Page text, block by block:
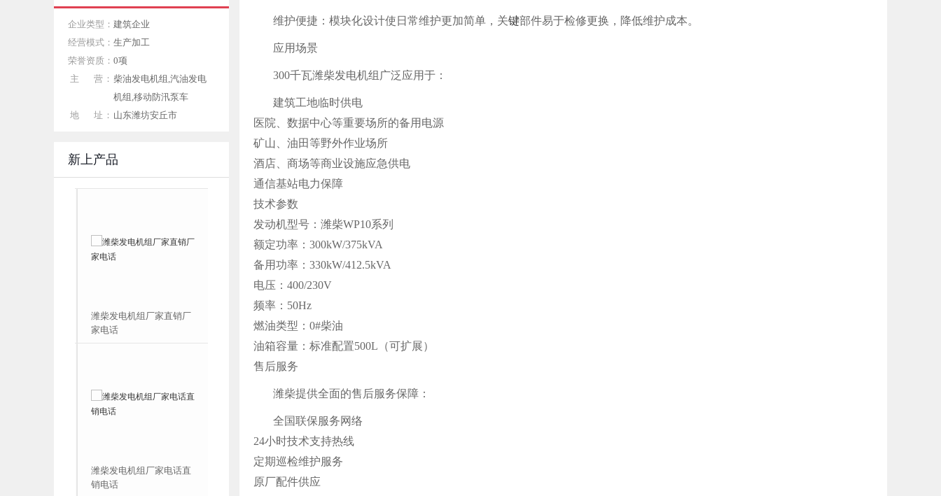
维护便捷‌：模块化设计使日常维护更加简单，关键部件易于检修更换，降低维护成本。
应用场景
300千瓦潍柴发电机组广泛应用于：
建筑工地临时供电
医院、数据中心等重要场所的备用电源
矿山、油田等野外作业场所
酒店、商场等商业设施应急供电
通信基站电力保障
技术参数
发动机型号：潍柴WP10系列
额定功率：300kW/375kVA
备用功率：330kW/412.5kVA
电压：400/230V
频率：50Hz
燃油类型：0#柴油
油箱容量：标准配置500L（可扩展）
售后服务
潍柴提供全面的售后服务保障：
全国联保服务网络
24小时技术支持热线
定期巡检维护服务
原厂配件供应
企业类型： 建筑企业
经营模式： 生产加工
荣誉资质： 0项
主 营： 柴油发电机组,汽油发电
机组,移动防汛泵车
地 址： 山东潍坊安丘市
新上产品
潍柴发电机组厂家直销厂
家电话
潍柴发电机组厂家电话直
销电话